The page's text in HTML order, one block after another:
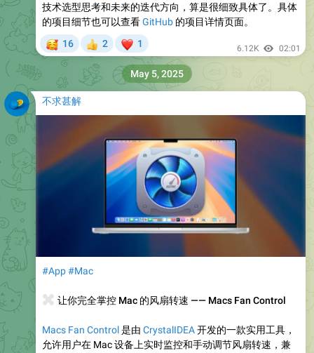
技术选型思考和未来的迭代方向，算是很细致具体了。具体
的项目细节也可以查看GitHub 的项目详情页面。
16 2
❤
1 6.12K 02:01
不求甚解
#App#Mac
让你完全掌控 Mac 的风扇转速 —— Macs Fan Control
Macs Fan Control是由 CrystalIDEA开发的一款实用工具，
允许用户在 Mac 设备上实时监控和手动调节风扇转速，兼
May 5, 2025